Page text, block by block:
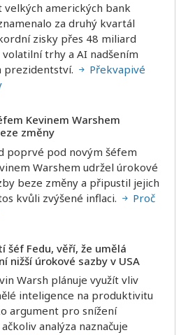
velkých amerických bank
za druhý kvartál
zisky přes 48 miliard
trhy a AI nadšením
prezidentství.
Překvapivé
Kevinem Warshem
změny
poprvé pod novým šéfem
Warshem udržel úrokové
beze změny a připustil jejich
kvůli zvýšené inflaci.
Proč
šéf Fedu, věří, že umělá
nižší úrokové sazby v USA
Warsh plánuje využít vliv
inteligence na produktivitu
argument pro snížení
analýza naznačuje